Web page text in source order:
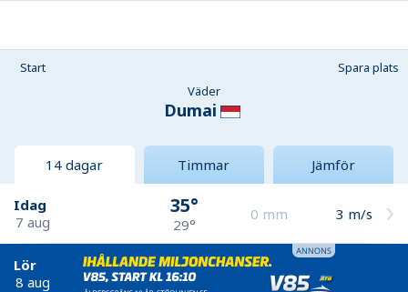
Start
Spara plats
Väder
Dumai
14 dagar Timmar Jämför
Idag
7 aug
35°
29°
0 mm 3 m/s
Lör
8 aug